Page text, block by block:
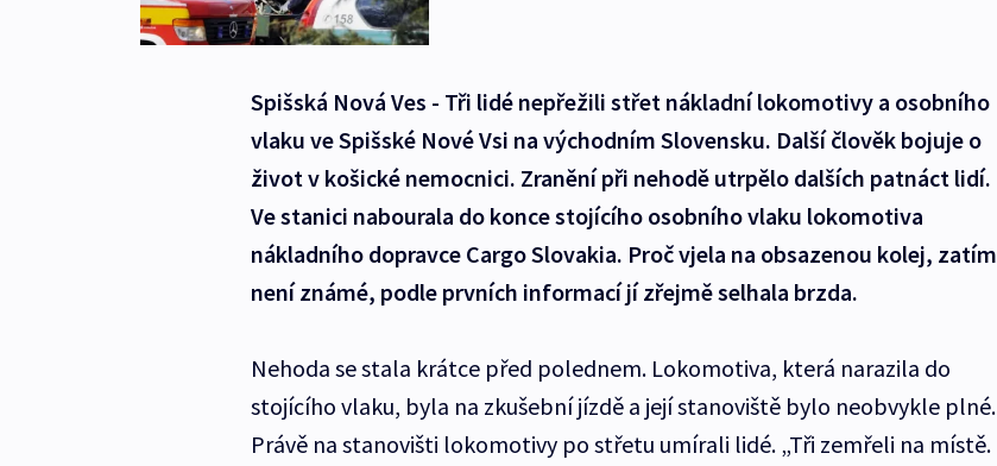
Spišská Nová Ves - Tři lidé nepřežili střet nákladní lokomotivy a osobního
vlaku ve Spišské Nové Vsi na východním Slovensku. Další člověk bojuje o
život v košické nemocnici. Zranění při nehodě utrpělo dalších patnáct lidí.
Ve stanici nabourala do konce stojícího osobního vlaku lokomotiva
nákladního dopravce Cargo Slovakia. Proč vjela na obsazenou kolej, zatím
není známé, podle prvních informací jí zřejmě selhala brzda.
Nehoda se stala krátce před polednem. Lokomotiva, která narazila do
stojícího vlaku, byla na zkušební jízdě a její stanoviště bylo neobvykle plné.
Právě na stanovišti lokomotivy po střetu umírali lidé. „Tři zemřeli na místě.